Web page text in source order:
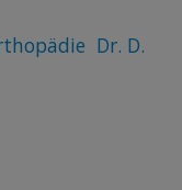
Dr. D.